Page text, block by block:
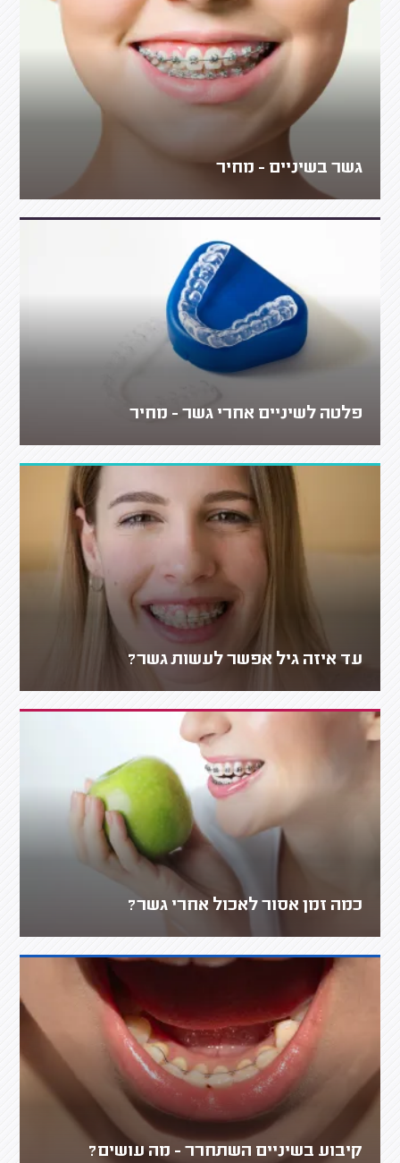
גשר בשיניים - מחיר
פלטה לשיניים אחרי גשר - מחיר
עד איזה גיל אפשר לעשות גשר?
כמה זמן אסור לאכול אחרי גשר?
קיבוע בשיניים השתחרר - מה עושים?